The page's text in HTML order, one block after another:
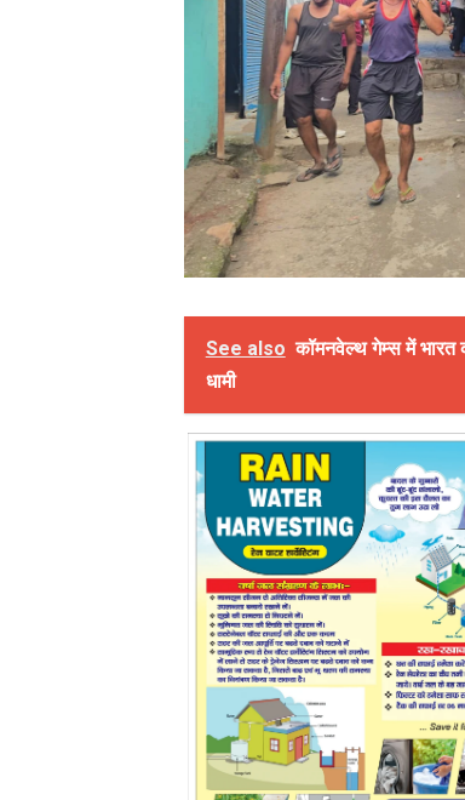
See also कॉमनवेल्थ गेम्स में भारत
धामी